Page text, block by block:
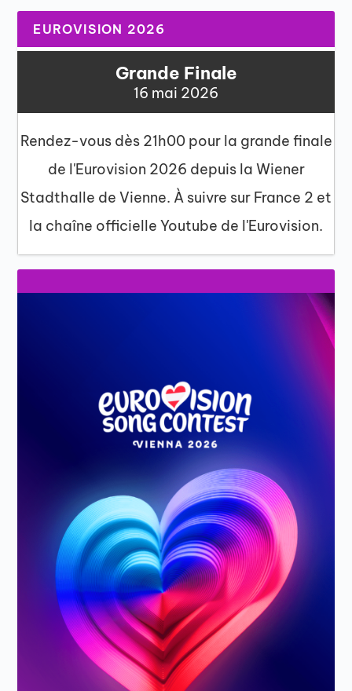
EUROVISION 2026
Grande Finale
16 mai 2026
Rendez-vous dès 21h00 pour la grande finale
de l'Eurovision 2026 depuis la Wiener
Stadthalle de Vienne. À suivre sur France 2 et
la chaîne officielle Youtube de l'Eurovision.